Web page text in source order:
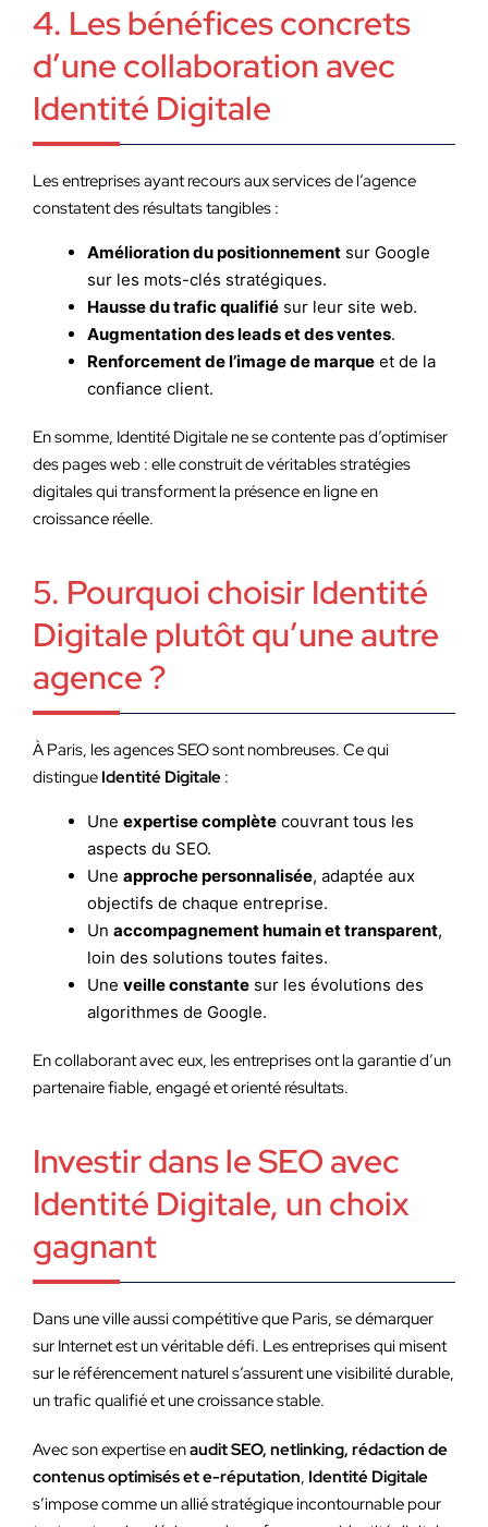
4. Les bénéfices concrets
d’une collaboration avec
Identité Digitale
Les entreprises ayant recours aux services de l’agence
constatent des résultats tangibles :
Amélioration du positionnement sur Google
sur les mots-clés stratégiques.
Hausse du trafic qualifié sur leur site web.
Augmentation des leads et des ventes.
Renforcement de l’image de marque et de la
confiance client.
En somme, Identité Digitale ne se contente pas d’optimiser
des pages web : elle construit de véritables stratégies
digitales qui transforment la présence en ligne en
croissance réelle.
5. Pourquoi choisir Identité
Digitale plutôt qu’une autre
agence ?
À Paris, les agences SEO sont nombreuses. Ce qui
distingue Identité Digitale :
Une expertise complète couvrant tous les
aspects du SEO.
Une approche personnalisée, adaptée aux
objectifs de chaque entreprise.
Un accompagnement humain et transparent,
loin des solutions toutes faites.
Une veille constante sur les évolutions des
algorithmes de Google.
En collaborant avec eux, les entreprises ont la garantie d’un
partenaire fiable, engagé et orienté résultats.
Investir dans le SEO avec
Identité Digitale, un choix
gagnant
Dans une ville aussi compétitive que Paris, se démarquer
sur Internet est un véritable défi. Les entreprises qui misent
sur le référencement naturel s’assurent une visibilité durable,
un trafic qualifié et une croissance stable.
Avec son expertise enaudit SEO, netlinking, rédaction de
contenus optimisés et e-réputation, Identité Digitale
s’impose comme un allié stratégique incontournable pour